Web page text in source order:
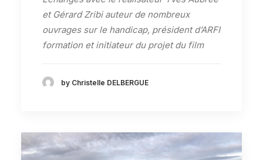
et Gérard Zribi auteur de nombreux
ouvrages sur le handicap, président d’ARFI
formation et initiateur du projet du film
by Christelle DELBERGUE